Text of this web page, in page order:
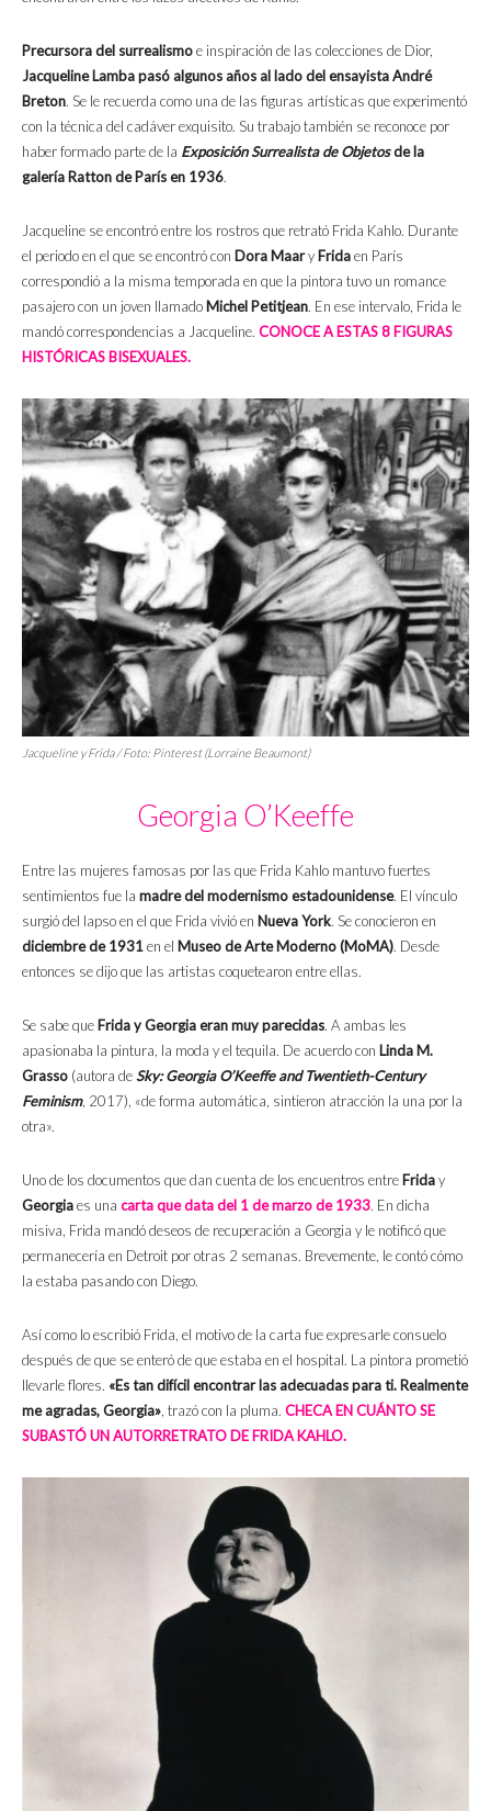
Precursora del surrealismoe inspiración de las colecciones de Dior,
Jacqueline Lamba pasó algunos años al lado del ensayista André
Breton. Se le recuerda como una de las figuras artísticas que experimentó
con la técnica del cadáver exquisito. Su trabajo también se reconoce por
haber formado parte de la Exposición Surrealista de Objetosde la
galería Ratton de París en 1936.
Jacqueline se encontró entre los rostros que retrató Frida Kahlo. Durante
el periodo en el que se encontró con Dora Maary Fridaen París
correspondió a la misma temporada en que la pintora tuvo un romance
pasajero con un joven llamado Michel Petit­jean. En ese intervalo, Frida le
mandó correspondencias a Jacqueline. CONOCE A ESTAS 8 FIGURAS
HISTÓRICAS BISEXUALES.
Jacqueline y Frida / Foto: Pinterest (Lorraine Beaumont)
Georgia O’Keeffe
Entre las mujeres famosas por las que Frida Kahlo mantuvo fuertes
sentimientos fue la madre del modernismo estadounidense. El vínculo
surgió del lapso en el que Frida vivió en Nueva York. Se conocieron en
diciembre de 1931en el Museo de Arte Moderno (MoMA). Desde
entonces se dijo que las artistas coquetearon entre ellas.
Se sabe que Frida y Georgia eran muy parecidas. A ambas les
apasionaba la pintura, la moda y el tequila. De acuerdo con Linda M.
Grasso (autora deSky: Georgia O’Keeffe and Twentieth-Century
Feminism, 2017), «de forma automática, sintieron atracción la una por la
otra».
Uno de los documentos que dan cuenta de los encuentros entre Friday
Georgiaes una carta que data del 1 de marzo de 1933. En dicha
misiva, Frida mandó deseos de recuperación a Georgia y le notificó que
permanecería en Detroit por otras 2 semanas. Brevemente, le contó cómo
la estaba pasando con Diego.
Así como lo escribió Frida, el motivo de la carta fue expresarle consuelo
después de que se enteró de que estaba en el hospital. La pintora prometió
llevarle flores. «Es tan difícil encontrar las adecuadas para ti. Realmente
me agradas, Georgia» , trazó con la pluma. CHECA EN CUÁNTO SE
SUBASTÓ UN AUTORRETRATO DE FRIDA KAHLO.